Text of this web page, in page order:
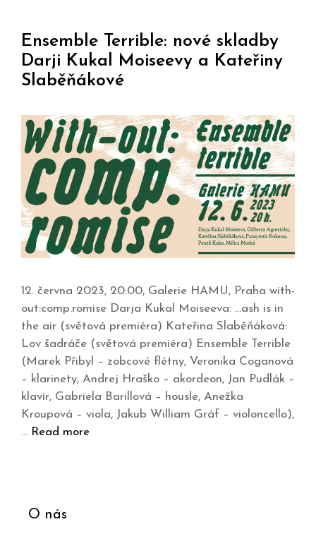
Ensemble Terrible: nové skladby
Darji Kukal Moiseevy a Kateřiny
Slaběňákové
12. června 2023, 20:00, Galerie HAMU, Praha with-
out:comp.romise Darja Kukal Moiseeva: …ash is in
the air (světová premiéra) Kateřina Slaběňáková:
Lov šadráče (světová premiéra) Ensemble Terrible
(Marek Přibyl – zobcové flétny, Veronika Coganová
– klarinety, Andrej Hraško – akordeon, Jan Pudlák –
klavír, Gabriela Barillová – housle, Anežka
Kroupová – viola, Jakub William Gráf – violoncello),
… Read more
O nás